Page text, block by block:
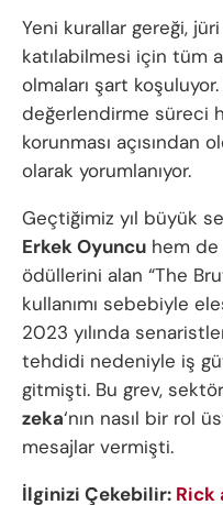
Yeni kurallar gereği,
katılabilmesi için tüm
olmaları şart
değerlendirme süreci
korunması açısından
olarak yorumlanıyor.
Geçtiğimiz yıl büyük
Erkek Oyuncu hem de
ödüllerini alan “The
kullanımı sebebiyle
2023 yılında
tehdidi nedeniyle iş
gitmişti. Bu grev,
zeka‘nın nasıl bir rol
mesajlar vermişti.
İlginizi Çekebilir: Rick